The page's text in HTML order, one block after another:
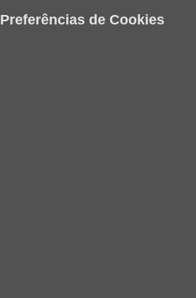
Preferências de Cookies